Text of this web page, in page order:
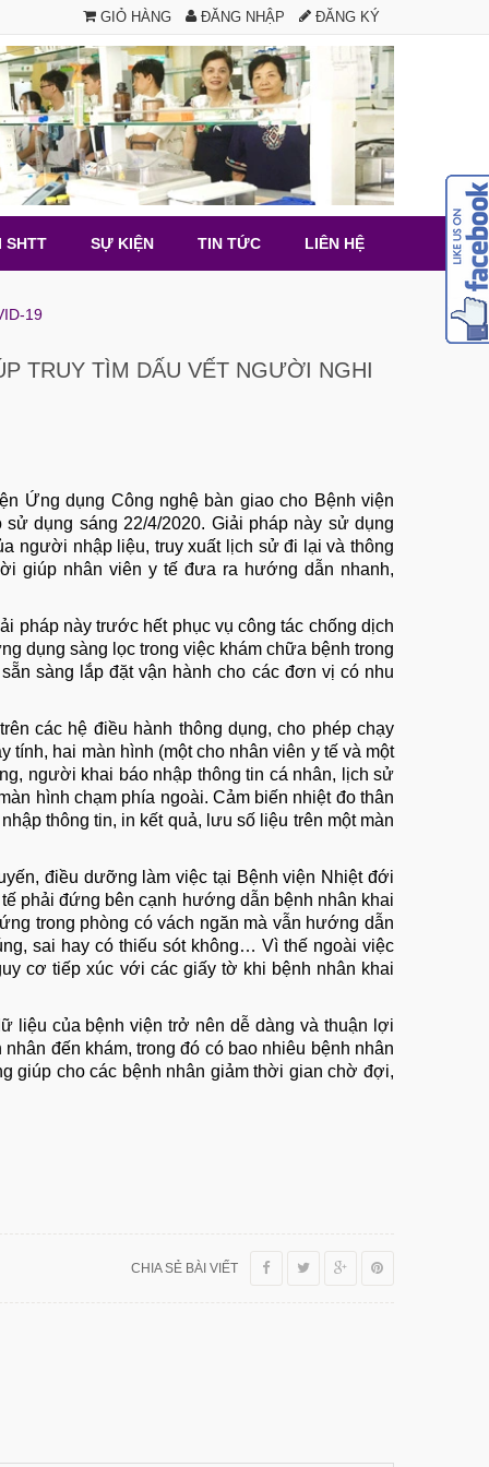
GIỎ HÀNG ĐĂNG NHẬP ĐĂNG KÝ
SHTT SỰ KIỆN TIN TỨC LIÊN HỆ
19
TRUY TÌM DẤU VẾT NGƯỜI NGHI
Ứng dụng Công nghệ bàn giao cho Bệnh viện
dụng sáng 22/4/2020. Giải pháp này sử dụng
người nhập liệu, truy xuất lịch sử đi lại và thông
giúp nhân viên y tế đưa ra hướng dẫn nhanh,
pháp này trước hết phục vụ công tác chống dịch
dụng sàng lọc trong việc khám chữa bệnh trong
sàng lắp đặt vận hành cho các đơn vị có nhu
các hệ điều hành thông dụng, cho phép chạy
tính, hai màn hình (một cho nhân viên y tế và một
người khai báo nhập thông tin cá nhân, lịch sử
hình chạm phía ngoài. Cảm biến nhiệt đo thân
thông tin, in kết quả, lưu số liệu trên một màn
điều dưỡng làm việc tại Bệnh viện Nhiệt đới
phải đứng bên cạnh hướng dẫn bệnh nhân khai
trong phòng có vách ngăn mà vẫn hướng dẫn
sai hay có thiếu sót không… Vì thế ngoài việc
cơ tiếp xúc với các giấy tờ khi bệnh nhân khai
liệu của bệnh viện trở nên dễ dàng và thuận lợi
đến khám, trong đó có bao nhiêu bệnh nhân
giúp cho các bệnh nhân giảm thời gian chờ đợi,
CHIA SẺ BÀI VIẾT